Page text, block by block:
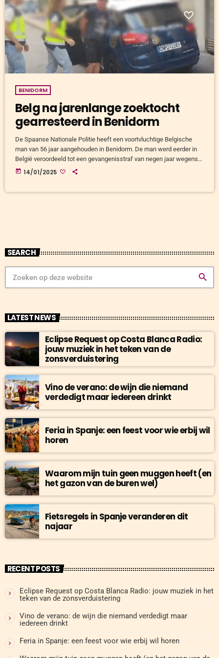
BENIDORM
Belg na jarenlange zoektocht
gearresteerd in Benidorm
De Spaanse Nationale Politie heeft een voortvluchtige Belgische
man van 56 jaar aangehouden in Benidorm. De man werd eerder in
België veroordeeld tot een gevangenisstraf van negen jaar wegens
zedendelicten, waaronder de verkrachting van zijn geadopteerde
today 14/01/2025
SEARCH
search
LATEST NEWS
Eclipse Request op Costa Blanca Radio:
jouw muziek in het teken van de
zonsverduistering
Vino de verano: de wijn die niemand
verdedigt maar iedereen drinkt
Feria in Spanje: een feest voor wie erbij wil
horen
Waarom mijn tuin geen muggen heeft (en
het gazon van de buren wel)
Fietsregels in Spanje veranderen dit
najaar
RECENT POSTS
Eclipse Request op Costa Blanca Radio: jouw muziek in het
teken van de zonsverduistering
Vino de verano: de wijn die niemand verdedigt maar
iedereen drinkt
Feria in Spanje: een feest voor wie erbij wil horen